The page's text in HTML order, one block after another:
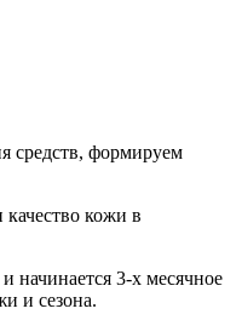
средств, формируем
кожи в
начинается 3-х месячное
и сезона.